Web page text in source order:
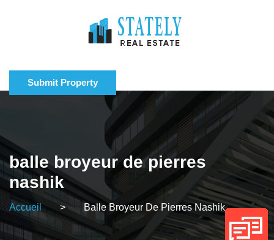
Submit Property
balle broyeur de pierres
nashik
Accueil > Balle Broyeur De Pierres Nashik